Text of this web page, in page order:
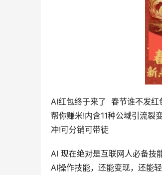
AI红包终于来了  春节谁不发
帮你赚米!内含11种公域引流裂
冲!可分销可带徒
AI 现在绝对是互联网人必备技
AI操作技能，还能变现，还能